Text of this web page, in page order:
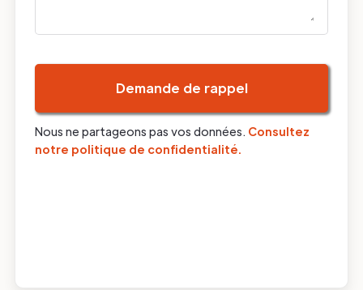
Nous ne partageons pas vos données. Consultez
notre politique de confidentialité.